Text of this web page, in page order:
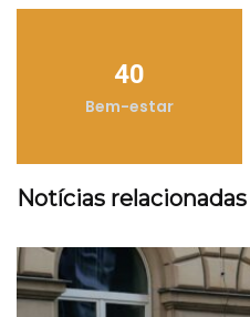
40
Bem-estar
Notícias relacionadas